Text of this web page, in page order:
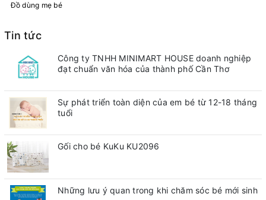
Đồ dùng mẹ bé
Tin tức
Công ty TNHH MINIMART HOUSE doanh nghiệp
đạt chuẩn văn hóa của thành phố Cần Thơ
Sự phát triển toàn diện của em bé từ 12-18 tháng
tuổi
Gối cho bé KuKu KU2096
Những lưu ý quan trong khi chăm sóc bé mới sinh